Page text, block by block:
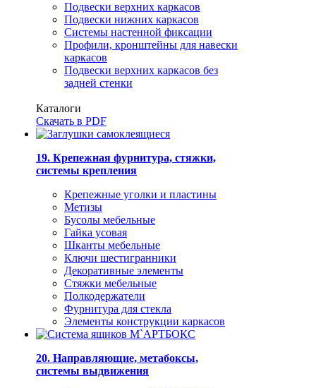
Подвески верхних каркасов
Подвески нижних каркасов
Системы настенной фиксации
Профили, кронштейны для навески
каркасов
Подвески верхних каркасов без
задней стенки
Каталоги
Скачать в PDF
19. Крепежная фурнитура, стяжки,
системы крепления
Крепежные уголки и пластины
Метизы
Бусолы мебельные
Гайка усовая
Шканты мебельные
Ключи шестигранники
Декоративные элементы
Стяжки мебельные
Полкодержатели
Фурнитура для стекла
Элементы конструкции каркасов
20. Направляющие, метабоксы,
системы выдвижения